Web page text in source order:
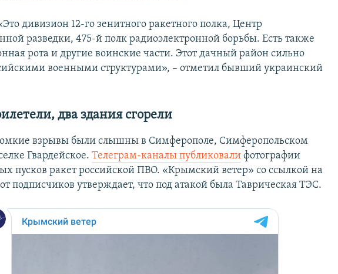
дивизион 12-го зенитного ракетного полка, Центр
разведки, 475-й полк радиоэлектронной борьбы. Есть также
рота и другие воинские части. Этот дачный район сильно
военными структурами», – отметил бывший украинский
два здания сгорели
взрывы были слышны в Симферополе, Симферопольском
Гвардейское.Телеграм-каналы публиковали фотографии
пусков ракет российской ПВО. «Крымский ветер» со ссылкой на
подписчиков утверждает, что под атакой была Таврическая ТЭС.